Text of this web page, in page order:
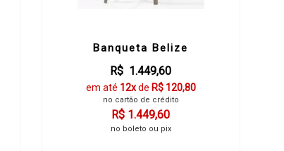
Banqueta Belize
R$ 1.449,60
em até 12xde R$ 120,80
no cartão de crédito
R$ 1.449,60
no boleto ou pix